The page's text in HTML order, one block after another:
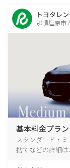
トヨタレ
那須塩原市
基本料金プラン
スタンダード・
捨てなどの詳細は